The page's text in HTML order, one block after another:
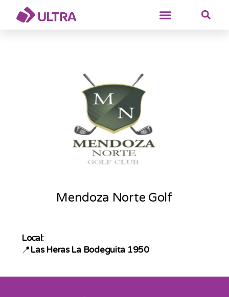
Mendoza Norte Golf
Local:
📍Las Heras La Bodeguita 1950